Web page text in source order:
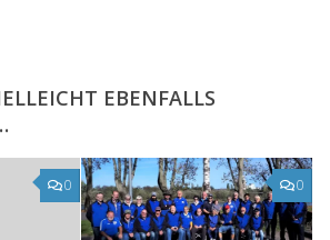
EBENFALLS
0 0